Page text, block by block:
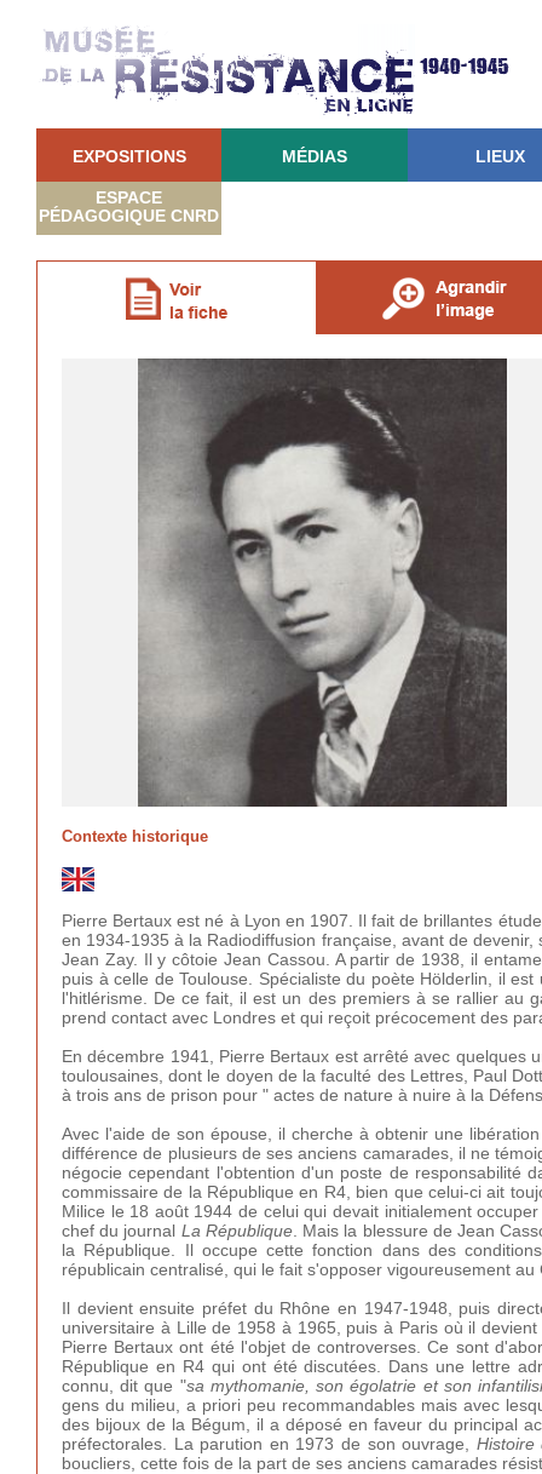
EXPOSITIONS MÉDIAS LIEUX
ESPACE
PÉDAGOGIQUE CNRD
Contexte historique
Pierre Bertaux est né à Lyon en 1907. Il fait de brillantes
en 1934-1935 à la Radiodiffusion française, avant de
Jean Zay. Il y côtoie Jean Cassou. A partir de 1938, il
puis à celle de Toulouse. Spécialiste du poète Hölderlin, il
l'hitlérisme. De ce fait, il est un des premiers à se rallier au
prend contact avec Londres et qui reçoit précocement des
En décembre 1941, Pierre Bertaux est arrêté avec quelques
toulousaines, dont le doyen de la faculté des Lettres, Paul
à trois ans de prison pour " actes de nature à nuire à la
Avec l'aide de son épouse, il cherche à obtenir une
différence de plusieurs de ses anciens camarades, il ne
négocie cependant l'obtention d'un poste de responsabilité
commissaire de la République en R4, bien que celui-ci ait
Milice le 18 août 1944 de celui qui devait initialement
chef du journal La République. Mais la blessure de Jean
la République. Il occupe cette fonction dans des
républicain centralisé, qui le fait s'opposer vigoureusement au
Il devient ensuite préfet du Rhône en 1947-1948, puis
universitaire à Lille de 1958 à 1965, puis à Paris où il
Pierre Bertaux ont été l'objet de controverses. Ce sont
République en R4 qui ont été discutées. Dans une lettre
connu, dit que "sa mythomanie, son égolatrie et son
gens du milieu, a priori peu recommandables mais avec
des bijoux de la Bégum, il a déposé en faveur du principal
préfectorales. La parution en 1973 de son ouvrage, Histoire
boucliers, cette fois de la part de ses anciens camarades